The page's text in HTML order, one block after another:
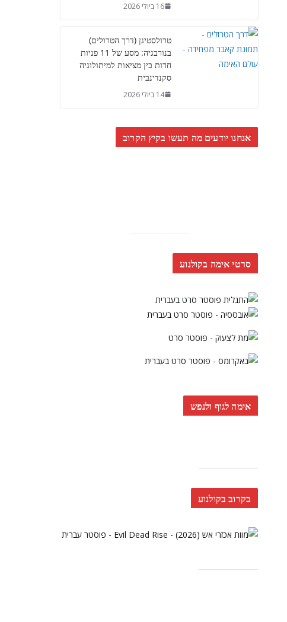
16 ביולי 2026
טרולסטיגן (דרך הטרולים)
בנורבגיה: מסע של 11 פניות
חדות בין מציאות למיתולוגיה
סקנדינבית
14 ביולי 2026
אנחנו יודעים מה תעשו בקיץ הקרוב
סרטי אימה בקולנוע
אימה לגוף ולנפש
בקרוב בקולנוע